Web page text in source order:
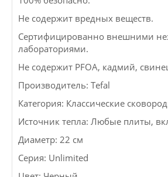
Не содержит вредных веществ.
Сертифицированно внешними
лабораториями.
Не содержит PFOA, кадмий,
Производитель: Tefal
Категория: Классические
Источник тепла: Любые плиты,
Диаметр: 22 см
Серия: Unlimited